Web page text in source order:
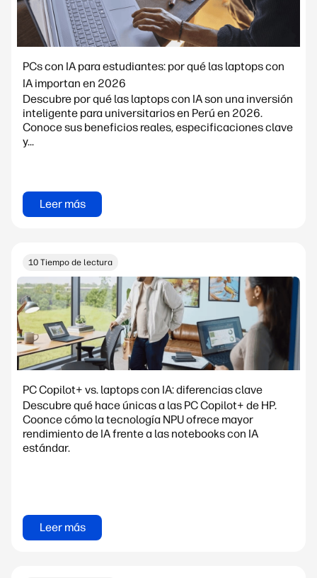
PCs con IA para estudiantes: por qué las laptops con
IA importan en 2026
Descubre por qué las laptops con IA son una inversión
inteligente para universitarios en Perú en 2026.
Conoce sus beneficios reales, especificaciones clave
y...
Leer más
10 Tiempo de lectura
PC Copilot+ vs. laptops con IA: diferencias clave
Descubre qué hace únicas a las PC Copilot+ de HP.
Coonce cómo la tecnología NPU ofrece mayor
rendimiento de IA frente a las notebooks con IA
estándar.
Leer más